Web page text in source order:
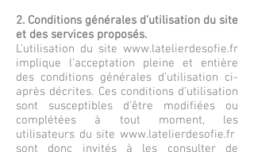
2. Conditions générales d’utilisation du site
et des services proposés.
L’utilisation du site www.latelierdesofie.fr
implique l’acceptation pleine et entière
des conditions générales d’utilisation ci-
après décrites. Ces conditions d’utilisation
sont susceptibles d’être modifiées ou
complétées à tout moment, les
utilisateurs du site www.latelierdesofie.fr
sont donc invités à les consulter de